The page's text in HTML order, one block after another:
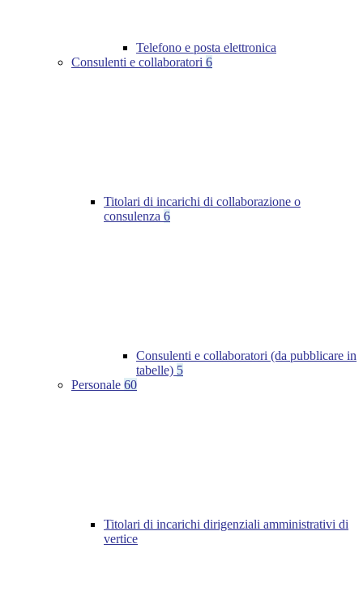
Telefono e posta elettronica
Consulenti e collaboratori 6
Titolari di incarichi di collaborazione o
consulenza 6
Consulenti e collaboratori (da pubblicare in
tabelle) 5
Personale 60
Titolari di incarichi dirigenziali amministrativi di
vertice